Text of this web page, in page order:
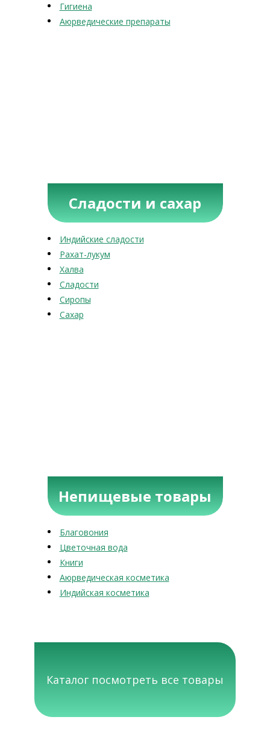
Гигиена
Аюрведические препараты
Сладости и сахар
Индийские сладости
Рахат-лукум
Халва
Сладости
Сиропы
Сахар
Непищевые товары
Благовония
Цветочная вода
Книги
Аюрведическая косметика
Индийская косметика
Каталог посмотреть все товары